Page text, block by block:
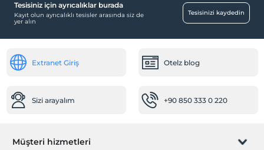
Havuz
Klima
Doğa Manzarası
Tesisiniz için ayrıcalıklar burada
Kayıt olun ayrıcalıklı tesisler arasında siz de
yer alın
Tesisinizi kaydedin
Extranet Giriş Otelz blog
Sizi arayalım +90 850 333 0 220
Müşteri hizmetleri